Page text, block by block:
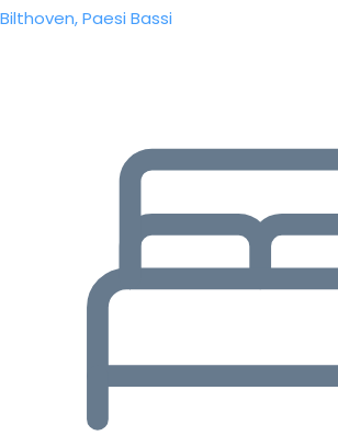
Bilthoven, Paesi Bassi